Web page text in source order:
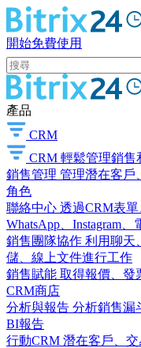
開始免費使用
產品
CRM
CRM 輕鬆管理銷售
銷售管理 管理潛在客戶
角色
聯絡中心 透過CRM表單
WhatsApp、Instagram
銷售團隊協作 利用聊天
儲、線上文件進行工作
銷售賦能 取得報價、發
CRM商店
分析與報告 分析銷售漏
BI報告
行動CRM 潛在客戶、